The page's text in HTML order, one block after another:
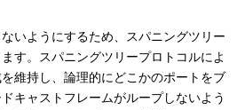
いようにするため、スパニングツリー
す。スパニングツリープロトコルによ
維持し、論理的にどこかのポートをブ
キャストフレームがループしないよう